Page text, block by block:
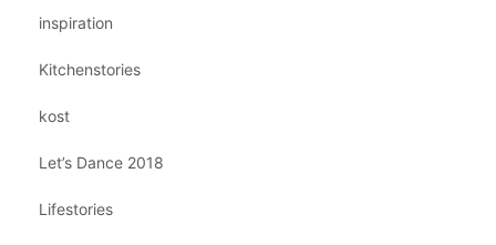
inspiration
Kitchenstories
kost
Let’s Dance 2018
Lifestories